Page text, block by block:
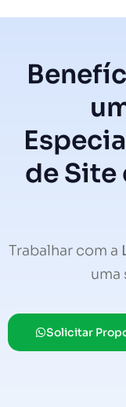
de Site
Trabalhar com a
uma
Solicitar